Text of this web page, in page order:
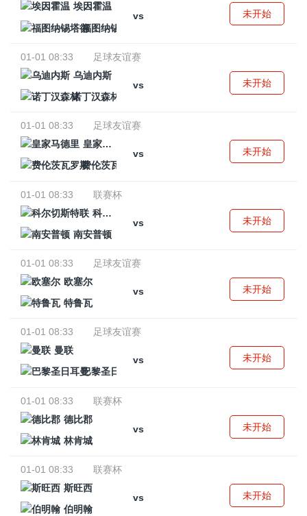
埃因霍温
vs
福图纳锡塔德
未开始
01-01 08:33
足球友谊赛
乌迪内斯
vs
诺丁汉森林
未开始
01-01 08:33
足球友谊赛
皇家马德里
vs
费伦茨瓦罗斯
未开始
01-01 08:33
联赛杯
科尔切斯特联
vs
南安普顿
未开始
01-01 08:33
足球友谊赛
欧塞尔
vs
特鲁瓦
未开始
01-01 08:33
足球友谊赛
曼联
vs
巴黎圣日耳曼
未开始
01-01 08:33
联赛杯
德比郡
vs
林肯城
未开始
01-01 08:33
联赛杯
斯旺西
vs
伯明翰
未开始